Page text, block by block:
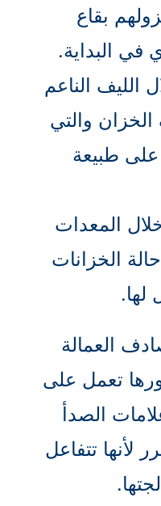
بقاع
في البداية.
الليف الناعم
والتي
على طبيعة
المعدات
الخزانات
لها.
العمالة
تعمل على
الصدأ
لأنها تتفاعل